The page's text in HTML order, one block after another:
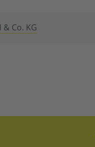
Co. KG